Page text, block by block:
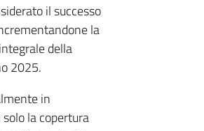
il successo
la
della
2025.
in
la copertura